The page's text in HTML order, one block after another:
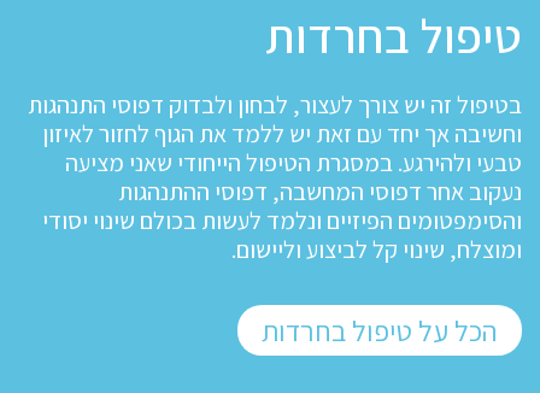
טיפול בחרדות
בטיפול זה יש צורך לעצור, לבחון ולבדוק דפוסי התנהגות
וחשיבה אך יחד עם זאת יש ללמד את הגוף לחזור לאיזון
טבעי ולהירגע. במסגרת הטיפול הייחודי שאני מציעה
נעקוב אחר דפוסי המחשבה, דפוסי ההתנהגות
והסימפטומים הפיזיים ונלמד לעשות בכולם שינוי יסודי
ומוצלח, שינוי קל לביצוע וליישום.
הכל על טיפול בחרדות